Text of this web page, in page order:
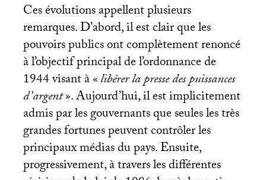
Ces évolutions appellent plusieurs
remarques. D’abord, il est clair que les
pouvoirs publics ont complètement renoncé
à l’objectif principal de l’ordonnance de
1944 visant à «libérer la presse des puissances
d’argent». Aujourd’hui, il est implicitement
admis par les gouvernants que seules les très
grandes fortunes peuvent contrôler les
principaux médias du pays. Ensuite,
progressivement, à travers les différentes